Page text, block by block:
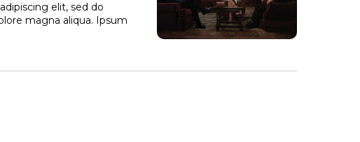
elit, sed do
magna aliqua. Ipsum